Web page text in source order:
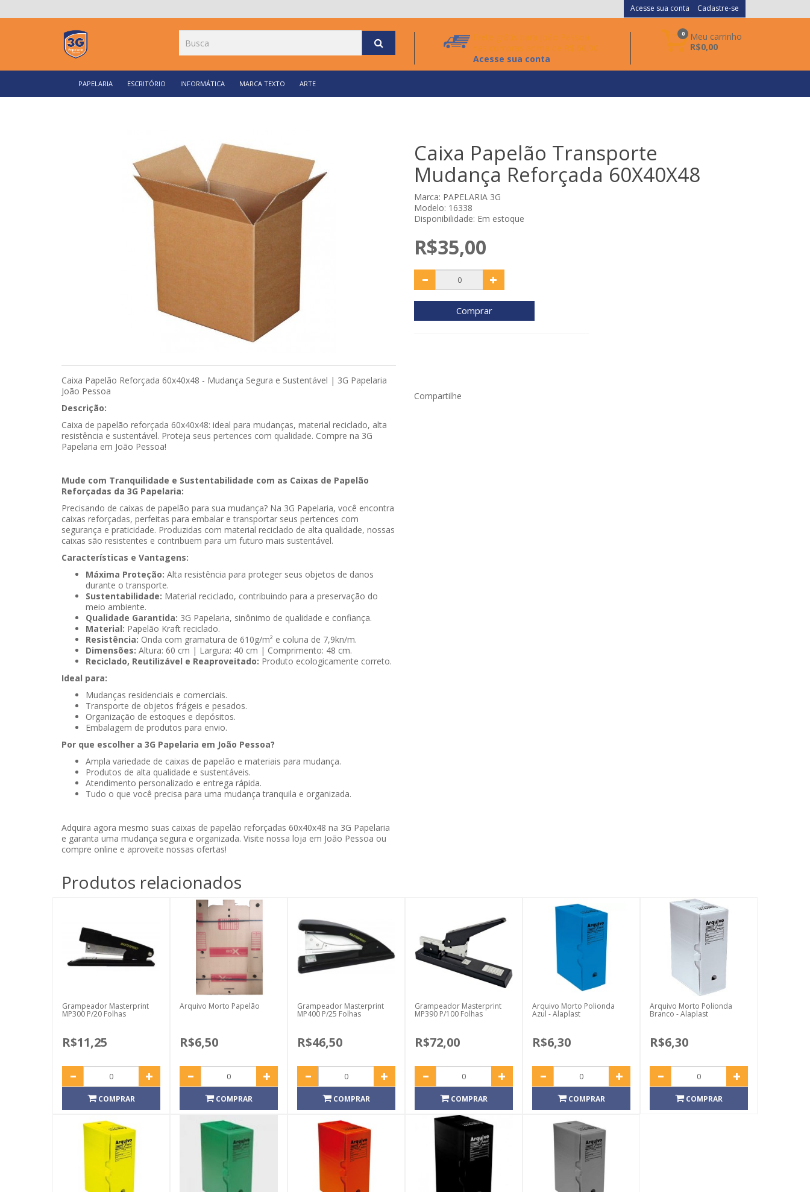
Acesse sua conta Cadastre-se
Frete grátis para João Pessoa
nas compras acima de R$ 60,00
Acesse sua conta
0
Meu carrinho
R$0,00
PAPELARIA ESCRITÓRIO INFORMÁTICA MARCA TEXTO ARTE
Caixa Papelão Reforçada 60x40x48 - Mudança Segura e Sustentável | 3G Papelaria
João Pessoa
Descrição:
Caixa de papelão reforçada 60x40x48: ideal para mudanças, material reciclado, alta
resistência e sustentável. Proteja seus pertences com qualidade. Compre na 3G
Papelaria em João Pessoa!
Mude com Tranquilidade e Sustentabilidade com as Caixas de Papelão
Reforçadas da 3G Papelaria:
Precisando de caixas de papelão para sua mudança? Na 3G Papelaria, você encontra
caixas reforçadas, perfeitas para embalar e transportar seus pertences com
segurança e praticidade. Produzidas com material reciclado de alta qualidade, nossas
caixas são resistentes e contribuem para um futuro mais sustentável.
Características e Vantagens:
Máxima Proteção: Alta resistência para proteger seus objetos de danos
durante o transporte.
Sustentabilidade: Material reciclado, contribuindo para a preservação do
meio ambiente.
Qualidade Garantida: 3G Papelaria, sinônimo de qualidade e confiança.
Material: Papelão Kraft reciclado.
Resistência: Onda com gramatura de 610g/m² e coluna de 7,9kn/m.
Dimensões: Altura: 60 cm | Largura: 40 cm | Comprimento: 48 cm.
Reciclado, Reutilizável e Reaproveitado: Produto ecologicamente correto.
Ideal para:
Mudanças residenciais e comerciais.
Transporte de objetos frágeis e pesados.
Organização de estoques e depósitos.
Embalagem de produtos para envio.
Por que escolher a 3G Papelaria em João Pessoa?
Ampla variedade de caixas de papelão e materiais para mudança.
Produtos de alta qualidade e sustentáveis.
Atendimento personalizado e entrega rápida.
Tudo o que você precisa para uma mudança tranquila e organizada.
Adquira agora mesmo suas caixas de papelão reforçadas 60x40x48 na 3G Papelaria
e garanta uma mudança segura e organizada. Visite nossa loja em João Pessoa ou
compre online e aproveite nossas ofertas!
Caixa Papelão Transporte
Mudança Reforçada 60X40X48
Marca: PAPELARIA 3G
Modelo: 16338
Disponibilidade: Em estoque
R$35,00
Comprar
Compartilhe
Produtos relacionados
Grampeador Masterprint
MP300 P/20 Folhas
R$11,25
COMPRAR
Arquivo Morto Papelão
R$6,50
COMPRAR
Grampeador Masterprint
MP400 P/25 Folhas
R$46,50
COMPRAR
Grampeador Masterprint
MP390 P/100 Folhas
R$72,00
COMPRAR
Arquivo Morto Polionda
Azul - Alaplast
R$6,30
COMPRAR
Arquivo Morto Polionda
Branco - Alaplast
R$6,30
COMPRAR